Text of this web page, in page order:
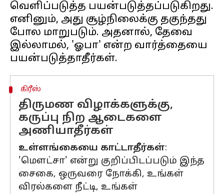
வெளிப்படுத்த பயன்படுத்தப்படுகிறது.
எனினும், அது சூழ்நிலைக்கு தகுந்தது
போல மாறுபடும். அதனால், தேவை
இல்லாமல், 'ஓபா' என்ற வார்த்தையை
கிரீஸ்
திருமண விழாக்களுக்கு,
கருப்பு நிற ஆடைகளை
அணியாதீர்கள்
உள்ளங்கையை காட்டாதீர்கள்:
'மௌட்சா' என்று குறிப்பிடப்படும் இந்த
சைகை, ஒருவரை நோக்கி, உங்கள்
விரல்களை நீட்டி, உங்கள்